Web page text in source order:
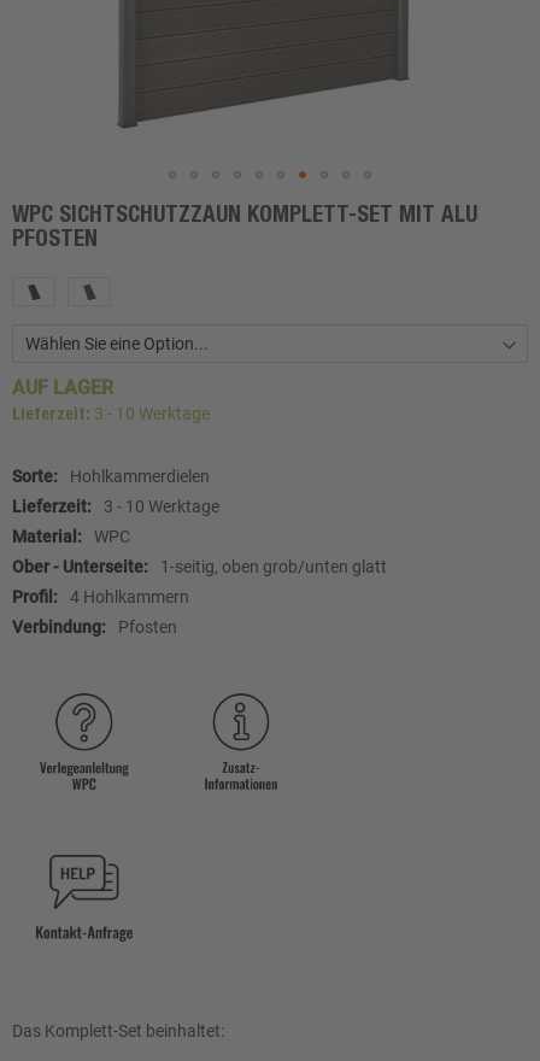
Zum
Anfang
Bildgalerie
WPC SICHTSCHUTZZAUN KOMPLETT-SET MIT ALU
PFOSTEN
AUF LAGER
Lieferzeit: 3 - 10 Werktage
Weitere
Informationen
Hohlkammerdielen
3 - 10 Werktage
WPC
1-seitig, oben grob/unten glatt
4 Hohlkammern
Pfosten
Das Komplett-Set beinhaltet: